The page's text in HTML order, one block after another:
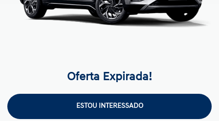
Oferta Expirada!
ESTOU INTERESSADO